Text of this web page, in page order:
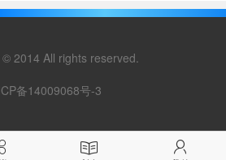
2014 All rights reserved.
备14009068号-3